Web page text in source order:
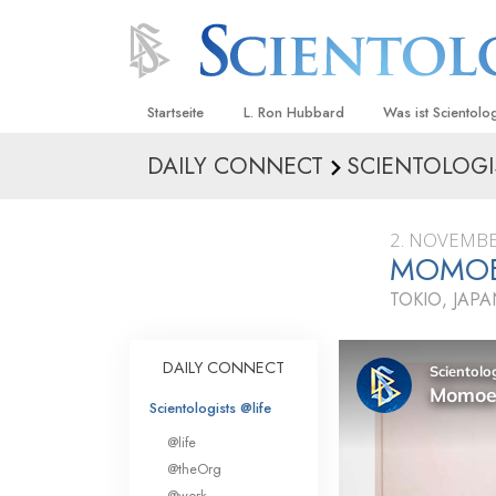
Startseite L. Ron Hubbard Was ist
Anschauungen
Was
sagen
Innerhalb einer
Die
DAILY CONNECT
2.
TOKIO,
DAILY CONNECT
Scientologists @life
@life
@theOrg